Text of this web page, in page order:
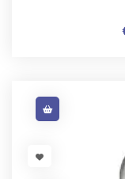
VISIT LINK